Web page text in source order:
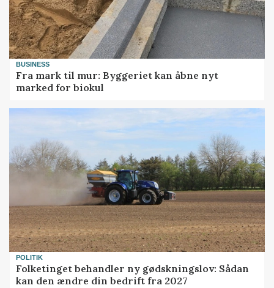
BUSINESS
Fra mark til mur: Byggeriet kan åbne nyt
marked for biokul
POLITIK
Folketinget behandler ny gødskningslov: Sådan
kan den ændre din bedrift fra 2027